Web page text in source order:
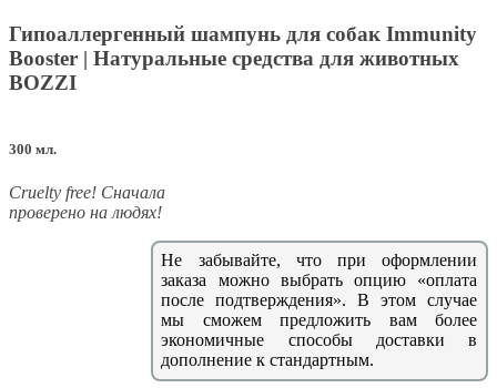
Гипоаллергенный шампунь для собак Immunity
Booster | Натуральные средства для животных
BOZZI
300 мл.
Сruelty free! Сначала
проверено на людях!
Не забывайте, что при оформлении
заказа можно выбрать опцию «оплата
после подтверждения». В этом случае
мы сможем предложить вам более
экономичные способы доставки в
дополнение к стандартным.